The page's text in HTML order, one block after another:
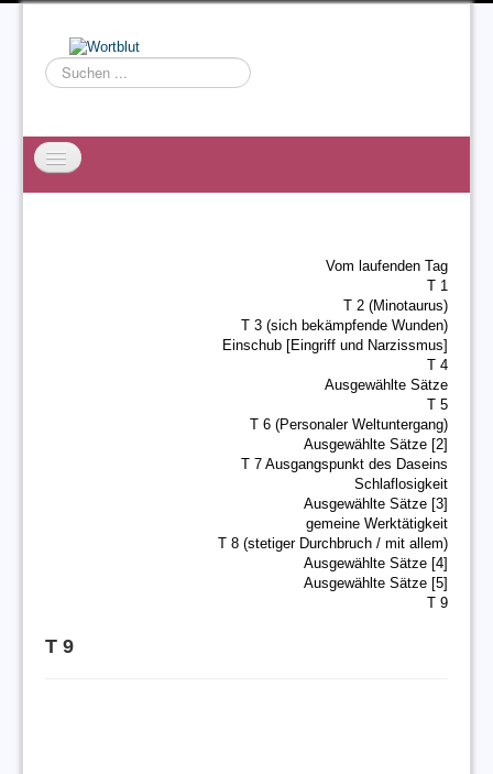
Suchen
...
Vom laufenden Tag
T 1
T 2 (Minotaurus)
T 3 (sich bekämpfende Wunden)
Einschub [Eingriff und Narzissmus]
T 4
Ausgewählte Sätze
T 5
T 6 (Personaler Weltuntergang)
Ausgewählte Sätze [2]
T 7 Ausgangspunkt des Daseins
Schlaflosigkeit
Ausgewählte Sätze [3]
gemeine Werktätigkeit
T 8 (stetiger Durchbruch / mit allem)
Ausgewählte Sätze [4]
Ausgewählte Sätze [5]
T 9
T 9